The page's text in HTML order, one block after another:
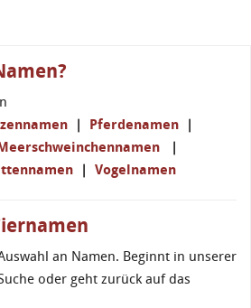
| Pferdenamen |
|
| Vogelnamen
an Namen. Beginnt in unserer
oder geht zurück auf das